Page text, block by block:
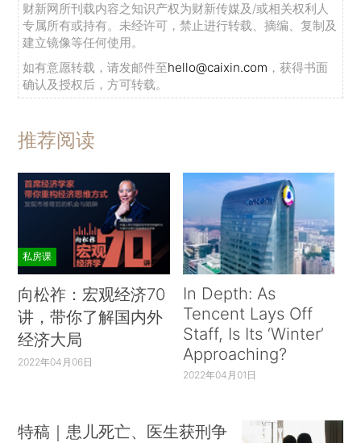
财新网所刊载内容之知识产权为财新传媒及/或相关权利人
专属所有或持有。未经许可，禁止进行转载、摘编、复制及
建立镜像等任何使用。
如有意愿转载，请发邮件至hello@caixin.com ，获得书面
确认及授权后，方可转载。
推荐阅读
私房课
向松祚：宏观经济70
讲，带你了解国内外
经济大局
2022年04月06日
In Depth: As
Tencent Lays Off
Staff, Is Its ‘Winter’
Approaching?
2022年04月01日
特稿｜患儿死亡、医生获刑争